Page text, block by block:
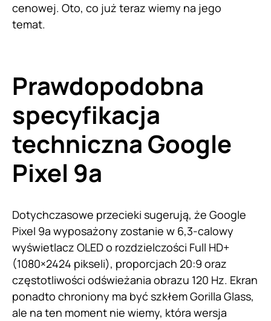
cenowej. Oto, co już teraz wiemy na jego
temat.
Prawdopodobna
specyfikacja
techniczna Google
Pixel 9a
Dotychczasowe przecieki sugerują, że Google
Pixel 9a wyposażony zostanie w 6,3-calowy
wyświetlacz OLED o rozdzielczości Full HD+
(1080×2424 pikseli), proporcjach 20:9 oraz
częstotliwości odświeżania obrazu 120 Hz. Ekran
ponadto chroniony ma być szkłem Gorilla Glass,
ale na ten moment nie wiemy, która wersja